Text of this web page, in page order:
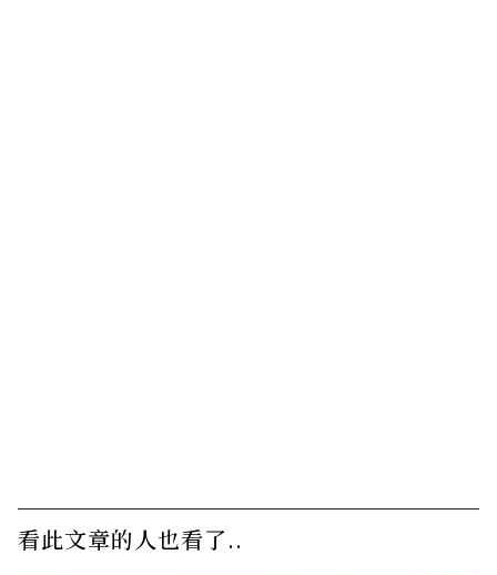
看此文章的人也看了..